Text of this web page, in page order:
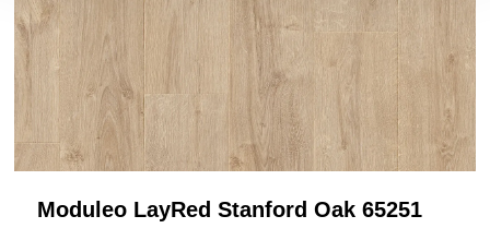
Moduleo LayRed Stanford Oak 65251